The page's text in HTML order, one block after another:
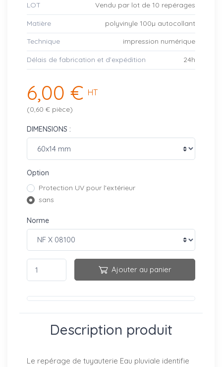
LOT Vendu par lot de 10 repérages
Matière polyvinyle 100µ autocollant
Technique impression numérique
Délais de fabrication et d’expédition 24h
6,00 € HT
(0,60 € pièce)
DIMENSIONS :
Option
Protection UV pour l'extérieur
sans
Norme
Ajouter au panier
Description produit
Le repérage de tuyauterie Eau pluviale identifie